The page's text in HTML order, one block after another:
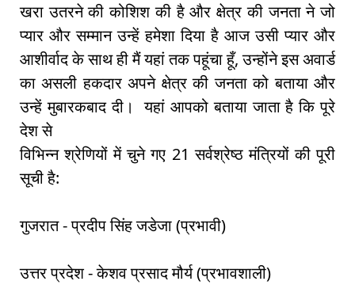
खरा उतरने की कोशिश की है और क्षेत्र की जनता ने जो
प्यार और सम्मान उन्हें हमेशा दिया है आज उसी प्यार और
आशीर्वाद के साथ ही मैं यहां तक पहूंचा हूँ, उन्होंने इस अवार्ड
का असली हकदार अपने क्षेत्र की जनता को बताया और
उन्हें मुबारकबाद दी। यहां आपको बताया जाता है कि पूरे
देश से
विभिन्न श्रेणियों में चुने गए 21 सर्वश्रेष्ठ मंत्रियों की पूरी
सूची है:
गुजरात - प्रदीप सिंह जडेजा (प्रभावी)
उत्तर प्रदेश - केशव प्रसाद मौर्य (प्रभावशाली)